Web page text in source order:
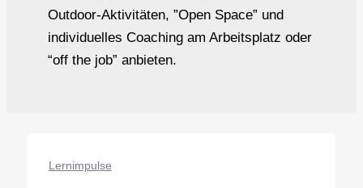
Outdoor-Aktivitäten, ”Open Space” und
individuelles Coaching am Arbeitsplatz oder
“off the job” anbieten.
Lernimpulse